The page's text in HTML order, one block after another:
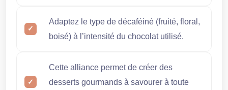
Adaptez le type de décaféiné (fruité, floral,
boisé) à l’intensité du chocolat utilisé.
Cette alliance permet de créer des
desserts gourmands à savourer à toute